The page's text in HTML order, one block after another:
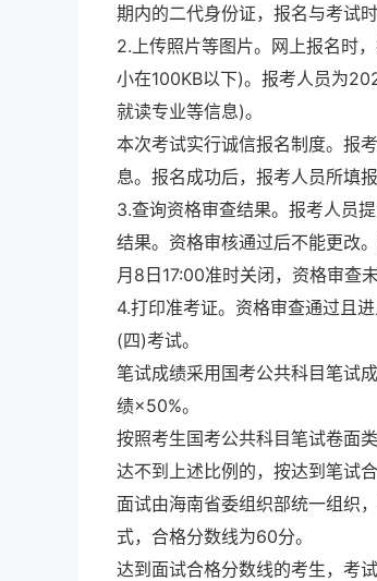
期内的二代身份证，报名与考试
2.上传照片等图片。网上报名时
小在100KB以下)。报考人员为
就读专业等信息)。
本次考试实行诚信报名制度。报
息。报名成功后，报考人员所填
3.查询资格审查结果。报考人员
结果。资格审核通过后不能更改
月8日17:00准时关闭，资格审查
4.打印准考证。资格审查通过且
(四)考试。
笔试成绩采用 国考公共科目笔试
绩×50%。
按照考生国考公共科目笔试卷面
达不到上述比例的，按达到笔试
面试由海南省委组织部统一组织
式，合格分数线为60分。
达到面试合格分数线的考生，考